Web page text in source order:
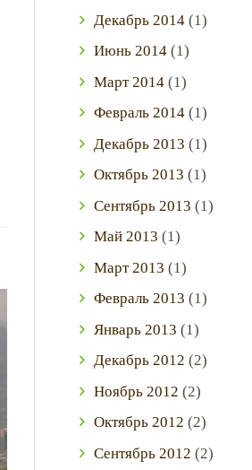
Декабрь 2014(1)
Июнь 2014(1)
Март2014(1)
Февраль 2014(1)
Декабрь 2013 (1)
Октябрь 2013 (1)
Сентябрь 2013 (1)
Май 2013 (1)
Март2013 (1)
Февраль 2013 (1)
Январь 2013 (1)
Декабрь 2012 (2)
Ноябрь 2012 (2)
Октябрь 2012 (2)
Сентябрь 2012 (2)